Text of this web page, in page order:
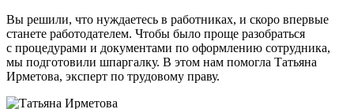
Вы решили, что нуждаетесь в работниках, и скоро впервые
станете работодателем. Чтобы было проще разобраться
с процедурами и документами по оформлению сотрудника,
мы подготовили шпаргалку. В этом нам помогла Татьяна
Ирметова, эксперт по трудовому праву.